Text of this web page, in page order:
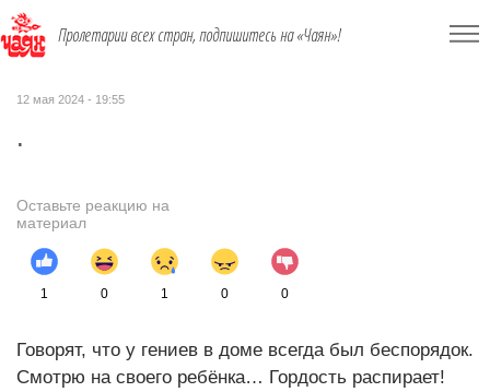
Пролетарии всех стран, подпишитесь на «Чаян»!
12 мая 2024 - 19:55
.
Оставьте реакцию на
материал
1 0 1 0 0
Говорят, что у гениев в доме всегда был беспорядок.
Смотрю на своего ребёнка… Гордость распирает!